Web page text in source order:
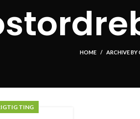
HOME ARCHIVE BY
TING